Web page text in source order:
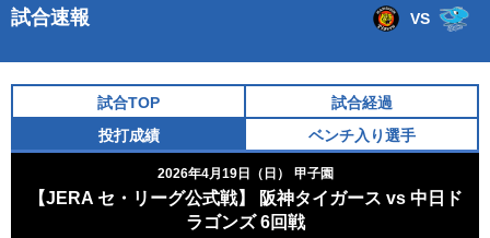
試合速報 VS
試合TOP
試合経過
投打成績
ベンチ入り選手
2026年4月19日（日） 甲子園
【JERA セ・リーグ公式戦】 阪神タイガース vs 中日ド
ラゴンズ 6回戦